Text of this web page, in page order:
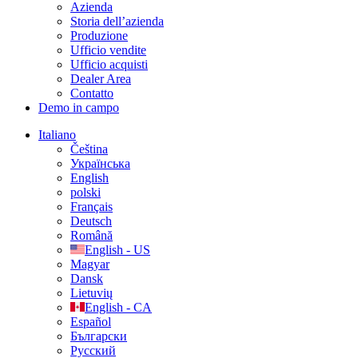
Azienda
Storia dell’azienda
Produzione
Ufficio vendite
Ufficio acquisti
Dealer Area
Contatto
Demo in campo
Italiano
Čeština
Українська
English
polski
Français
Deutsch
Română
English - US
Magyar
Dansk
Lietuvių
English - CA
Español
Български
Русский